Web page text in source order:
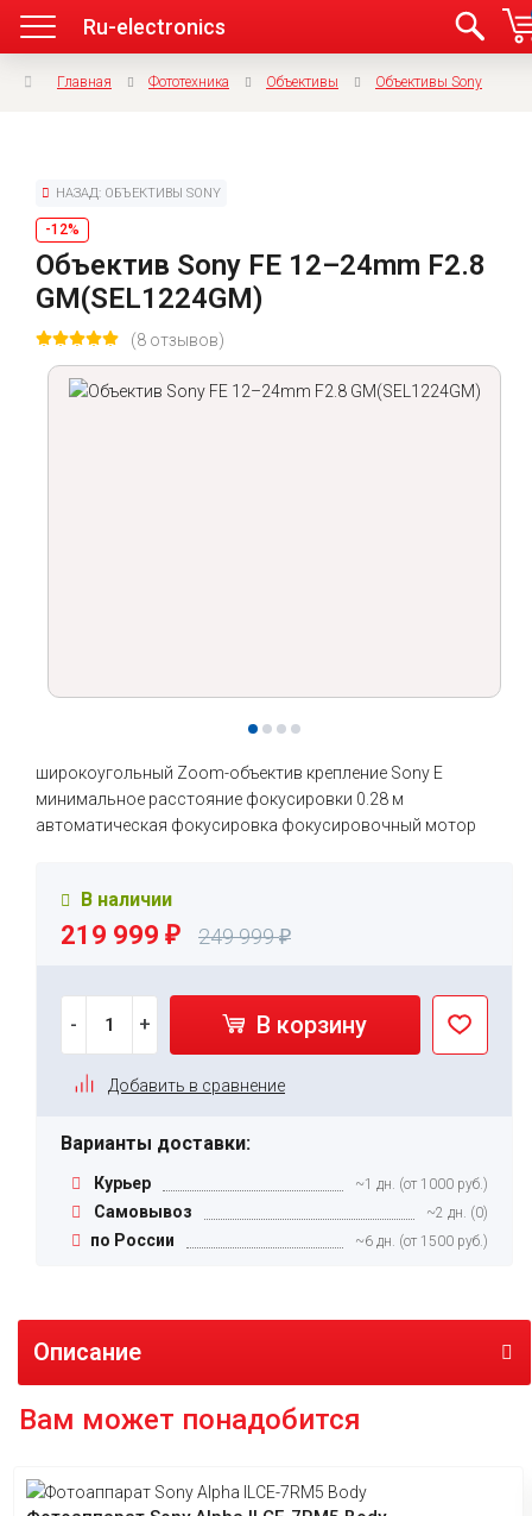
Ru-electronics
Главная Фототехника Объективы Объективы Sony
НАЗАД: ОБЪЕКТИВЫ SONY
-12%
Объектив Sony FE 12–24mm F2.8
GM(SEL1224GM)
(8 отзывов)
широкоугольный Zoom-объектив крепление Sony E
минимальное расстояние фокусировки 0.28 м
автоматическая фокусировка фокусировочный мотор
В наличии
219 999 ₽ 249 999₽
- + В корзину
Добавить в сравнение
Варианты доставки:
Курьер ~1 дн. (от 1000 руб.)
Самовывоз ~2 дн. (0)
по России ~6 дн. (от 1500 руб.)
Описание
Вам может понадобится